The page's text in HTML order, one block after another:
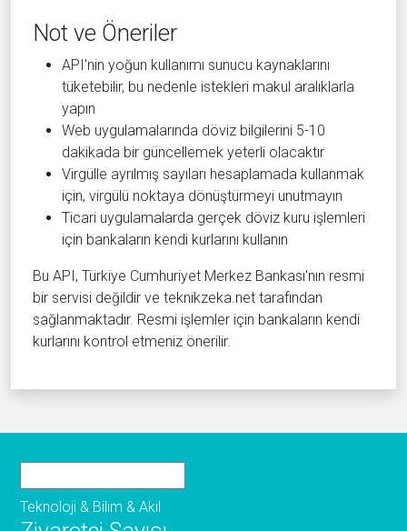
Not ve Öneriler
API'nin yoğun kullanımı sunucu kaynaklarını
tüketebilir, bu nedenle istekleri makul aralıklarla
yapın
Web uygulamalarında döviz bilgilerini 5-10
dakikada bir güncellemek yeterli olacaktır
Virgülle ayrılmış sayıları hesaplamada kullanmak
için, virgülü noktaya dönüştürmeyi unutmayın
Ticari uygulamalarda gerçek döviz kuru işlemleri
için bankaların kendi kurlarını kullanın
Bu API, Türkiye Cumhuriyet Merkez Bankası'nın resmi
bir servisi değildir ve teknikzeka.net tarafından
sağlanmaktadır. Resmi işlemler için bankaların kendi
kurlarını kontrol etmeniz önerilir.
Teknoloji & Bilim & Akıl